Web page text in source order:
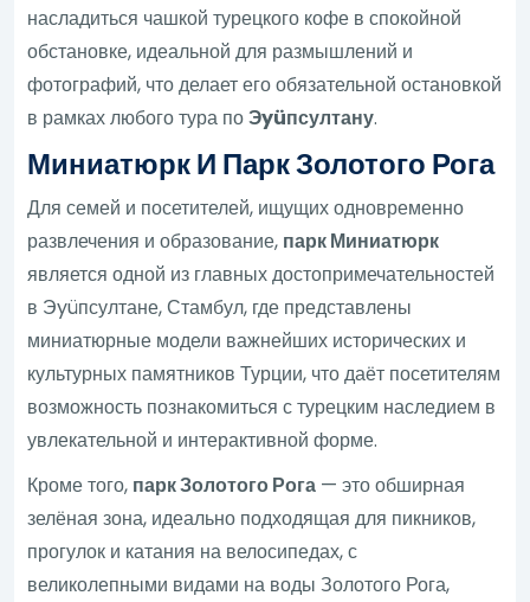
насладиться чашкой турецкого кофе в спокойной
обстановке, идеальной для размышлений и
фотографий, что делает его обязательной остановкой
в рамках любого тура поЭyüпсултану.
Миниатюрк И Парк Золотого Рога
Для семей и посетителей, ищущих одновременно
развлечения и образование, парк Миниатюрк
является одной из главных достопримечательностей
в Эyüпсултане, Стамбул, где представлены
миниатюрные модели важнейших исторических и
культурных памятников Турции, что даёт посетителям
возможность познакомиться с турецким наследием в
увлекательной и интерактивной форме.
Кроме того, парк Золотого Рога — это обширная
зелёная зона, идеально подходящая для пикников,
прогулок и катания на велосипедах, с
великолепными видами на воды Золотого Рога,